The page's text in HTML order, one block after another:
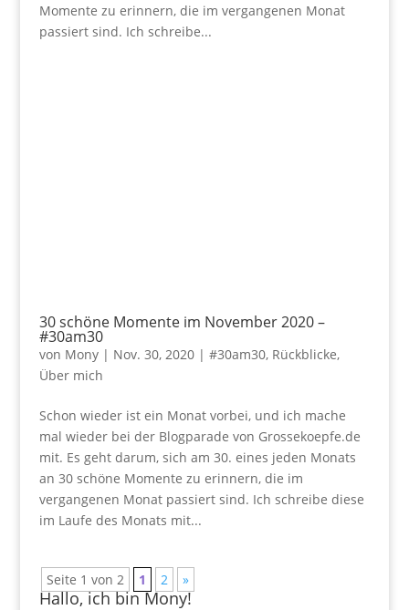
Momente zu erinnern, die im vergangenen Monat
passiert sind. Ich schreibe...
30 schöne Momente im November 2020 –
#30am30
von Mony| Nov. 30, 2020| #30am30, Rückblicke,
Über mich
Schon wieder ist ein Monat vorbei, und ich mache
mal wieder bei der Blogparade von Grossekoepfe.de
mit. Es geht darum, sich am 30. eines jeden Monats
an 30 schöne Momente zu erinnern, die im
vergangenen Monat passiert sind. Ich schreibe diese
im Laufe des Monats mit...
Seite 1 von 2 1 2 »
Hallo, ich bin Mony!